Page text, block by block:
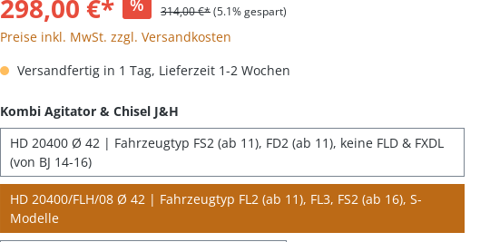
298,00 €* % 314,00 €*(5.1% gespart)
Preise inkl. MwSt. zzgl. Versandkosten
Versandfertig in 1 Tag, Lieferzeit 1-2 Wochen
Kombi Agitator & Chisel J&H
HD 20400 Ø 42 | Fahrzeugtyp FS2 (ab 11), FD2 (ab 11), keine FLD & FXDL
(von BJ 14-16)
HD 20400/FLH/08 Ø 42 | Fahrzeugtyp FL2 (ab 11), FL3, FS2 (ab 16), S-
Modelle